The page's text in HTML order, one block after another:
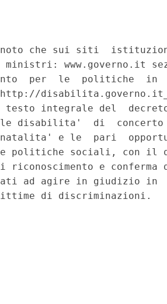
che sui siti
ministri: www.governo.it
per  le  politiche  in
testo integrale del
le disabilita'  di
e le  pari
politiche sociali, con il
e
ad agire in giudizio in